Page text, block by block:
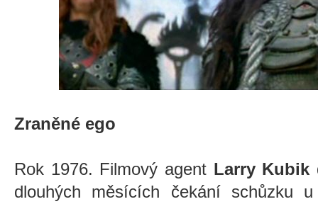
Zraněné ego
Rok 1976. Filmový agent Larry Kubik
dlouhých měsících čekání schůzku